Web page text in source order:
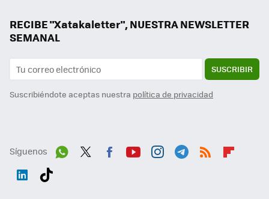
RECIBE "Xatakaletter", NUESTRA NEWSLETTER
SEMANAL
SUSCRIBIR
Suscribiéndote aceptas nuestra política de privacidad
Síguenos